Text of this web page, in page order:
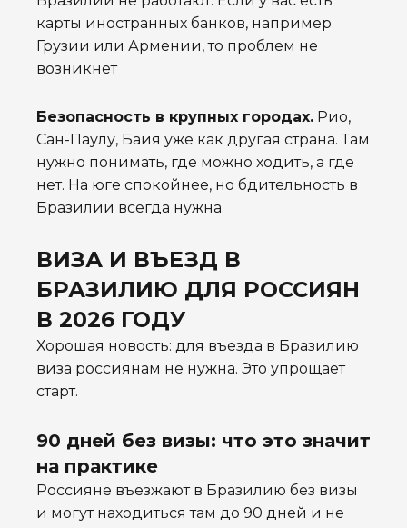
карты иностранных банков, например
Грузии или Армении, то проблем не
возникнет
Безопасность в крупных городах. Рио,
Сан-Паулу, Баия уже как другая страна. Там
нужно понимать, где можно ходить, а где
нет. На юге спокойнее, но бдительность в
Бразилии всегда нужна.
ВИЗА И ВЪЕЗД В
БРАЗИЛИЮ ДЛЯ РОССИЯН
В 2026 ГОДУ
Хорошая новость: для въезда в Бразилию
виза россиянам не нужна. Это упрощает
старт.
90 дней без визы: что это значит
на практике
Россияне въезжают в Бразилию без визы
и могут находиться там до 90 дней и не